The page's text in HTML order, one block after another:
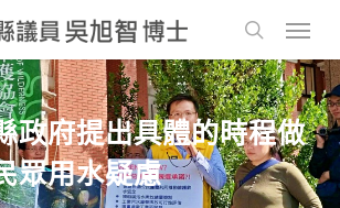
search
Menu
政府提出具體的時程做
眾用水疑慮